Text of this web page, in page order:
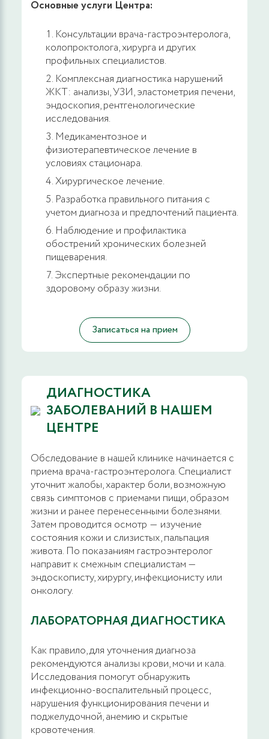
2200 руб.
ЗАПИСАТЬСЯ
Удаление доброкачественных
новообразований кожи
3800 руб.
ЗАПИСАТЬСЯ
Прижигание слизистой прямой кишки
2700 руб.
ЗАПИСАТЬСЯ
Иссечение анальной трещины с
применением диодных лазерных технологий
аппаратом Mediola Compact
31700 руб.
ЗАПИСАТЬСЯ
Иссечение трещины анальной области
6200 руб.
ЗАПИСАТЬСЯ
Удаление анальной бахромки
образования
16800 руб.
ЗАПИСАТЬСЯ
Удаление анальной бахромки
радиоволновым методом, множественные
образования
31200 руб.
ЗАПИСАТЬСЯ
Иссечение анальной бахромки, единичные
образования
17300 руб.
ЗАПИСАТЬСЯ
Иссечение анальной бахромки,
множественные образования
29600 руб.
Основные услуги Центра:
Консультации врача-гастроэнтеролога,
колопроктолога, хирурга и других
профильных специалистов.
Комплексная диагностика нарушений
ЖКТ: анализы, УЗИ, эластометрия печени,
эндоскопия, рентгенологические
исследования.
Медикаментозное и
физиотерапевтическое лечение в
условиях стационара.
Хирургическое лечение.
Разработка правильного питания с
учетом диагноза и предпочтений пациента.
Наблюдение и профилактика
обострений хронических болезней
пищеварения.
Экспертные рекомендации по
здоровому образу жизни.
Записаться на прием
ДИАГНОСТИКА
ЗАБОЛЕВАНИЙ В НАШЕМ
ЦЕНТРЕ
Обследование в нашей клинике начинается с
приема врача-гастроэнтеролога. Специалист
уточнит жалобы, характер боли, возможную
связь симптомов с приемами пищи, образом
жизни и ранее перенесенными болезнями.
Затем проводится осмотр ― изучение
состояния кожи и слизистых, пальпация
живота. По показаниям гастроэнтеролог
направит к смежным специалистам —
эндоскописту, хирургу, инфекционисту или
онкологу.
ЛАБОРАТОРНАЯ ДИАГНОСТИКА
Как правило, для уточнения диагноза
рекомендуются анализы крови, мочи и кала.
Исследования помогут обнаружить
инфекционно-воспалительный процесс,
нарушения функционирования печени и
поджелудочной, анемию и скрытые
кровотечения.